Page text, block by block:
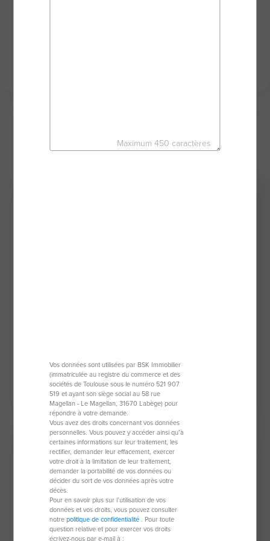
Mes derniers biens
2 chambres
680 000 €
Maximum 450 caractères
Vos données sont utilisées par BSK Immobilier
(immatriculée au registre du commerce et des
sociétés de Toulouse sous le numéro 521 907
519 et ayant son siège social au 58 rue
Magellan - Le Magellan, 31670 Labège) pour
répondre à votre demande.
Vous avez des droits concernant vos données
personnelles. Vous pouvez y accéder ainsi qu’à
certaines informations sur leur traitement, les
rectifier, demander leur effacement, exercer
votre droit à la limitation de leur traitement,
demander la portabilité de vos données ou
décider du sort de vos données après votre
décès.
Pour en savoir plus sur l’utilisation de vos
données et vos droits, vous pouvez consulter
notrepolitique de confidentialité. Pour toute
question relative et pour exercer vos droits
écrivez-nous par e-mail à :